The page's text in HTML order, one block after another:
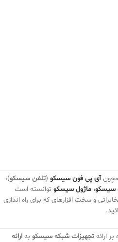
آی پی فون سیسکو (تلفن سیسکو)،
سیسکو، ماژول سیسکو توانسته است
و سخت افزارهای که برای راه اندازی
ارائه تجهیزات شبکه سیسکو به ارائه